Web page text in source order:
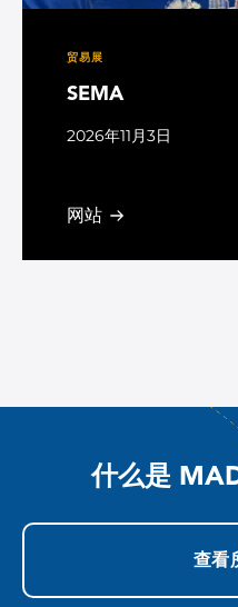
贸易展
SEMA
2026年11月3日
网站
什么是
查看